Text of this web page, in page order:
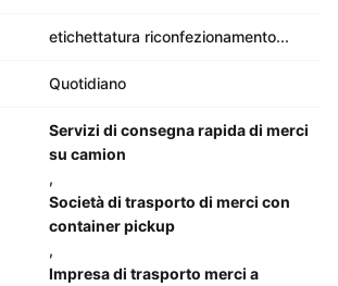
etichettatura riconfezionamento...
Quotidiano
Servizi di consegna rapida di merci
su camion
,
Società di trasporto di merci con
container pickup
,
Impresa di trasporto merci a